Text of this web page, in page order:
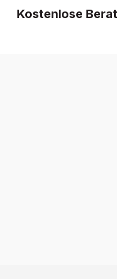
Kostenlose